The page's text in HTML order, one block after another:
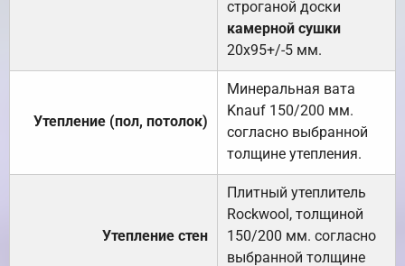
строганой доски
камерной сушки
20х95+/-5 мм.
Утепление (пол, потолок)
Минеральная вата
Knauf 150/200 мм.
согласно выбранной
толщине утепления.
Утепление стен
Плитный утеплитель
Rockwool, толщиной
150/200 мм. согласно
выбранной толщине